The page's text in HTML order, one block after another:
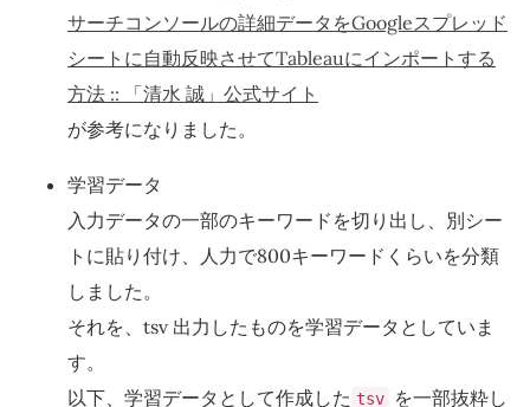
サーチコンソールの詳細データをGoogleスプレッド
シートに自動反映させてTableauにインポートする
方法 :: 「清水 誠」公式サイト
が参考になりました。
学習データ
入力データの一部のキーワードを切り出し、別シー
トに貼り付け、人力で800キーワードくらいを分類
しました。
それを、tsv 出力したものを学習データとしていま
す。
以下、学習データとして作成した tsv
を一部抜粋し